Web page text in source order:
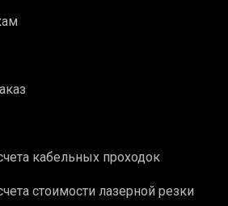
кабельных проходок
стоимости лазерной резки